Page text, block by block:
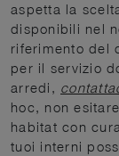
aspetta la
disponibili nel
riferimento del
per il servizio
arredi,
hoc, non
habitat con
tuoi interni